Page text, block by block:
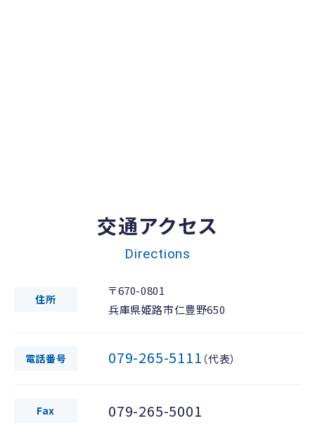
交通アクセス
Directions
住所
〒670-0801
兵庫県姫路市仁豊野650
電話番号 079-265-5111 （代表）
Fax 079-265-5001